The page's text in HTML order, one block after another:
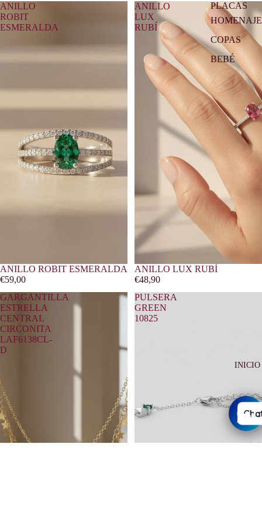
PLACAS
HOMENAJE
COPAS
BEBÉ
INICIO
ANILLO
ROBIT
ESMERALDA
ANILLO ROBIT ESMERALDA
€59,00
ANILLO
LUX
RUBÍ
ANILLO LUX RUBÍ
€48,90
GARGANTILLA
ESTRELLA
CENTRAL
CIRCONITA
LAF6138CL-
D
PULSERA
GREEN
10825